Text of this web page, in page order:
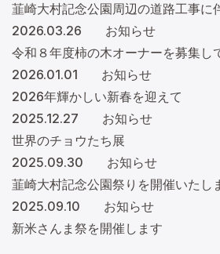
韮崎大村記念公園周辺の道路工事に
2026.03.26
お知らせ
令和８年度柿の木オーナーを募集し
2026.01.01
お知らせ
2026年輝かしい新春を迎えて
2025.12.27
お知らせ
世界のチョウたち展
2025.09.30
お知らせ
韮崎大村記念公園祭りを開催いたし
2025.09.10
お知らせ
新米さんま祭を開催します